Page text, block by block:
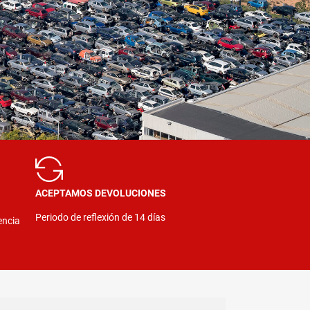
ACEPTAMOS DEVOLUCIONES
Periodo de reflexión de 14 días